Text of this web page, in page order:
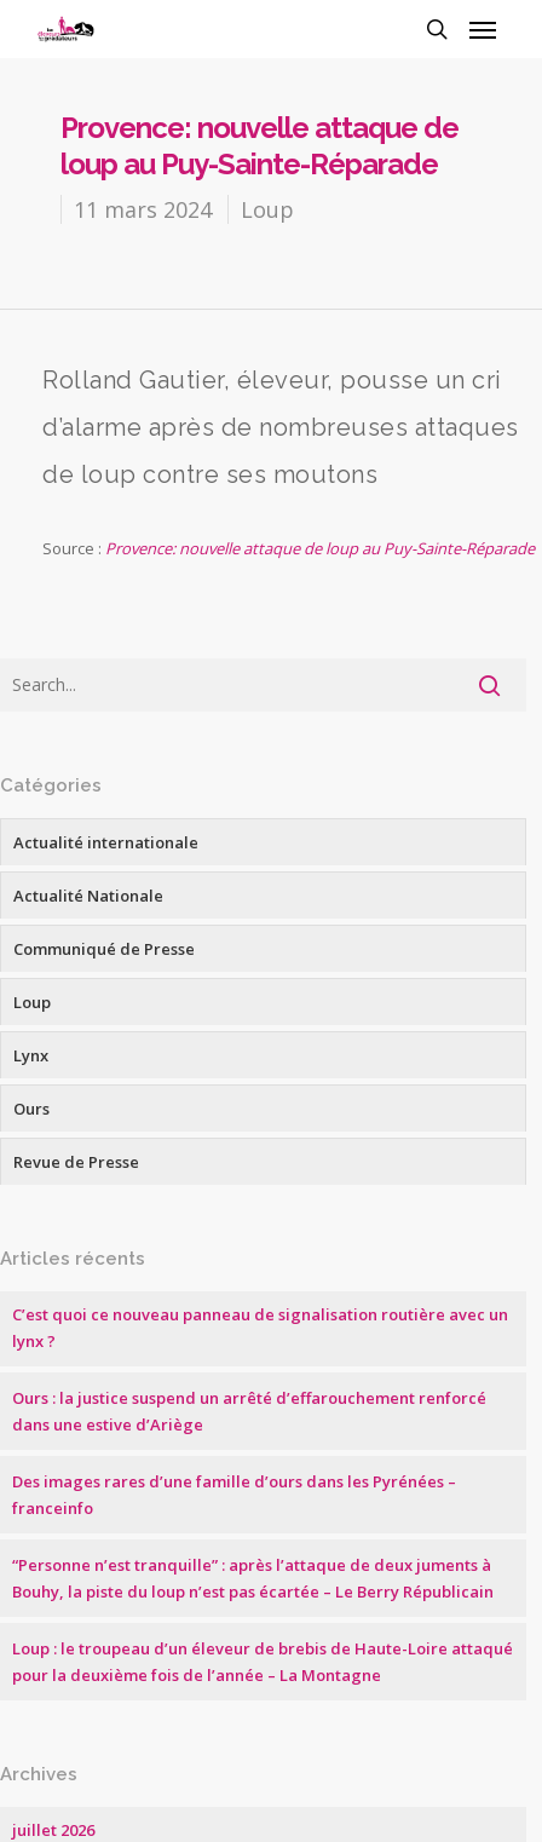
Provence: nouvelle attaque de
loup au Puy-Sainte-Réparade
11 mars 2024 Loup
Rolland Gautier, éleveur, pousse un cri
d’alarme après de nombreuses attaques
de loup contre ses moutons
Source : Provence: nouvelle attaque de loup au Puy-Sainte-Réparade
Catégories
Actualité internationale
Actualité Nationale
Communiqué de Presse
Loup
Lynx
Ours
Revue de Presse
Articles récents
C’est quoi ce nouveau panneau de signalisation routière avec un
lynx ?
Ours : la justice suspend un arrêté d’effarouchement renforcé
dans une estive d’Ariège
Des images rares d’une famille d’ours dans les Pyrénées –
franceinfo
“Personne n’est tranquille” : après l’attaque de deux juments à
Bouhy, la piste du loup n’est pas écartée – Le Berry Républicain
Loup : le troupeau d’un éleveur de brebis de Haute-Loire attaqué
pour la deuxième fois de l’année – La Montagne
Archives
juillet 2026